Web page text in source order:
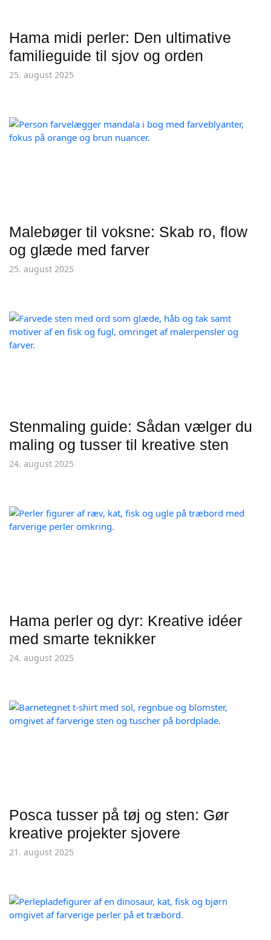
Hama midi perler: Den ultimative
familieguide til sjov og orden
25. august 2025
Malebøger til voksne: Skab ro, flow
og glæde med farver
25. august 2025
Stenmaling guide: Sådan vælger du
maling og tusser til kreative sten
24. august 2025
Hama perler og dyr: Kreative idéer
med smarte teknikker
24. august 2025
Posca tusser på tøj og sten: Gør
kreative projekter sjovere
21. august 2025